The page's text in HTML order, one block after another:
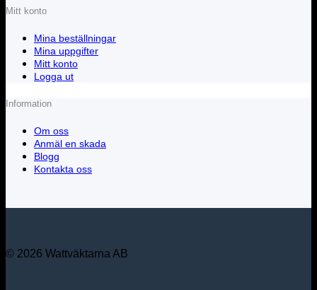
Mitt konto
Mina beställningar
Mina uppgifter
Mitt konto
Logga ut
Information
Om oss
Anmäl en skada
Blogg
Kontakta oss
© 2026 Wattväktarna AB